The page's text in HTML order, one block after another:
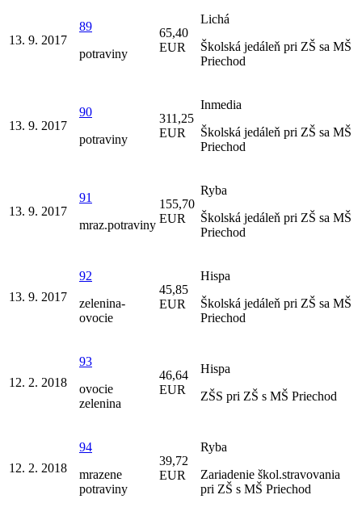
13. 9. 2017
89
potraviny
65,40
EUR
Lichá
Školská jedáleň pri ZŠ sa MŠ
Priechod
13. 9. 2017
90
potraviny
311,25
EUR
Inmedia
Školská jedáleň pri ZŠ sa MŠ
Priechod
13. 9. 2017
91
mraz.potraviny
155,70
EUR
Ryba
Školská jedáleň pri ZŠ sa MŠ
Priechod
13. 9. 2017
92
zelenina-
ovocie
45,85
EUR
Hispa
Školská jedáleň pri ZŠ sa MŠ
Priechod
12. 2. 2018
93
ovocie
zelenina
46,64
EUR
Hispa
ZŠS pri ZŠ s MŠ Priechod
12. 2. 2018
94
mrazene
potraviny
39,72
EUR
Ryba
Zariadenie škol.stravovania
pri ZŠ s MŠ Priechod